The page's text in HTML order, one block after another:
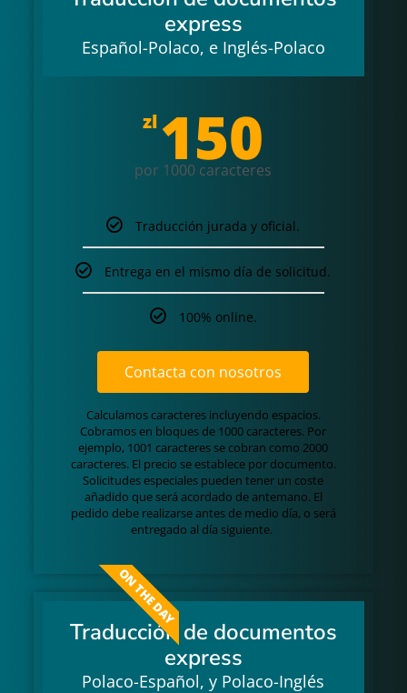
express
Español-Polaco, e Inglés-Polaco
zl 150
por 1000 caracteres
Traducción jurada y oficial.
Entrega en el mismo día de solicitud.
100% online.
Contacta con nosotros
Calculamos caracteres incluyendo espacios.
Cobramos en bloques de 1000 caracteres. Por
ejemplo, 1001 caracteres se cobran como 2000
caracteres. El precio se establece por documento.
Solicitudes especiales pueden tener un coste
añadido que será acordado de antemano. El
pedido debe realizarse antes de medio día, o será
entregado al día siguiente.
ON THE DAY
Traducción de documentos
express
Polaco-Español, y Polaco-Inglés